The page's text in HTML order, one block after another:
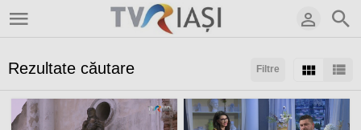
Filtre
Rezultate căutare
Sortaţi după:
Rezultate/pagină: